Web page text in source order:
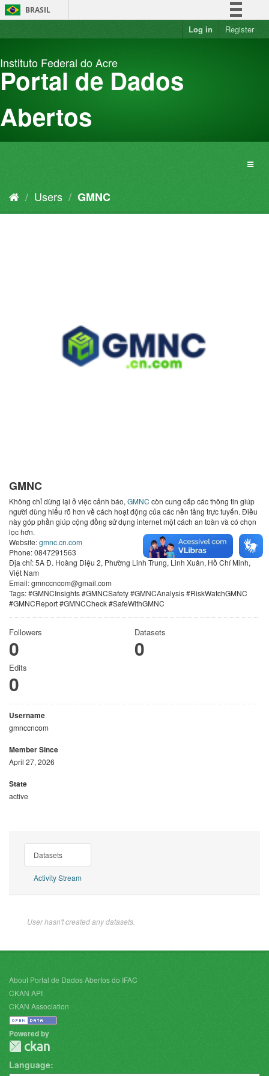
Skip
to
BRASIL
Simplifique!
Acesso à informação
Log in Register
Instituto Federal do Acre
Portal de Dados
Abertos
Users GMNC
GMNC
Không chỉ dừng lại ở việc cảnh báo, GMNC còn cung cấp các thông tin giúp
người dùng hiểu rõ hơn về cách hoạt động của các nền tảng trực tuyến. Điều
này góp phần giúp cộng đồng sử dụng internet một cách an toàn và có chọn
lọc hơn.
Website:gmnc.cn.com
Phone: 0847291563
Địa chỉ: 5A Đ. Hoàng Diệu 2, Phường Linh Trung, Linh Xuân, Hồ Chí Minh,
Việt Nam
Email: gmnccncom@gmail.com
Tags: #GMNCInsights #GMNCSafety #GMNCAnalysis #RiskWatchGMNC
#GMNCReport #GMNCCheck #SafeWithGMNC
Followers
0
Datasets
0
Edits
0
Username
gmnccncom
Member Since
April 27, 2026
State
active
Datasets
Activity Stream
User hasn't created any datasets.
About Portal de Dados Abertos do IFAC
CKAN API
CKAN Association
Powered by
Language